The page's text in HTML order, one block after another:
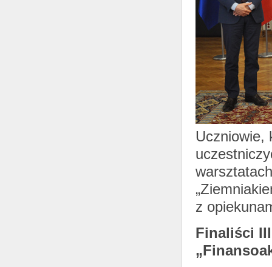
Uczniowie,
z
Finaliści